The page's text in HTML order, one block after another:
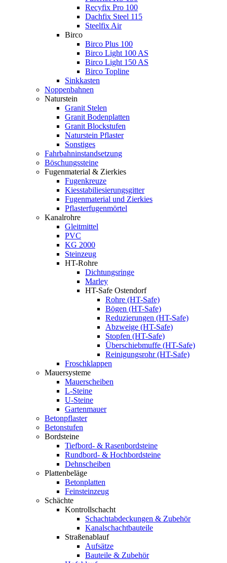
Recyfix Pro 100
Dachfix Steel 115
Steelfix Air
Birco
Birco Plus 100
Birco Light 100 AS
Birco Light 150 AS
Birco Topline
Sinkkasten
Noppenbahnen
Naturstein
Granit Stelen
Granit Bodenplatten
Granit Blockstufen
Naturstein Pflaster
Sonstiges
Fahrbahninstandsetzung
Böschungssteine
Fugenmaterial & Zierkies
Fugenkreuze
Kiesstabiliesierungsgitter
Fugenmaterial und Zierkies
Pflasterfugenmörtel
Kanalrohre
Gleitmittel
PVC
KG 2000
Steinzeug
HT-Rohre
Dichtungsringe
Marley
HT-Safe Ostendorf
Rohre (HT-Safe)
Bögen (HT-Safe)
Reduzierungen (HT-Safe)
Abzweige (HT-Safe)
Stopfen (HT-Safe)
Überschiebmuffe (HT-Safe)
Reinigungsrohr (HT-Safe)
Froschklappen
Mauersysteme
Mauerscheiben
L-Steine
U-Steine
Gartenmauer
Betonpflaster
Betonstufen
Bordsteine
Tiefbord- & Rasenbordsteine
Rundbord- & Hochbordsteine
Dehnscheiben
Plattenbeläge
Betonplatten
Feinsteinzeug
Schächte
Kontrollschacht
Schachtabdeckungen & Zubehör
Kanalschachtbauteile
Straßenablauf
Aufsätze
Bauteile & Zubehör